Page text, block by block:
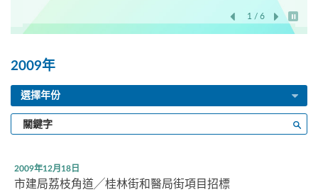
1 / 6
開始/
2009年
選擇年份
輸
入
鍵
字
2009年12月18日
市建局荔枝角道╱桂林街和醫局街項目招標